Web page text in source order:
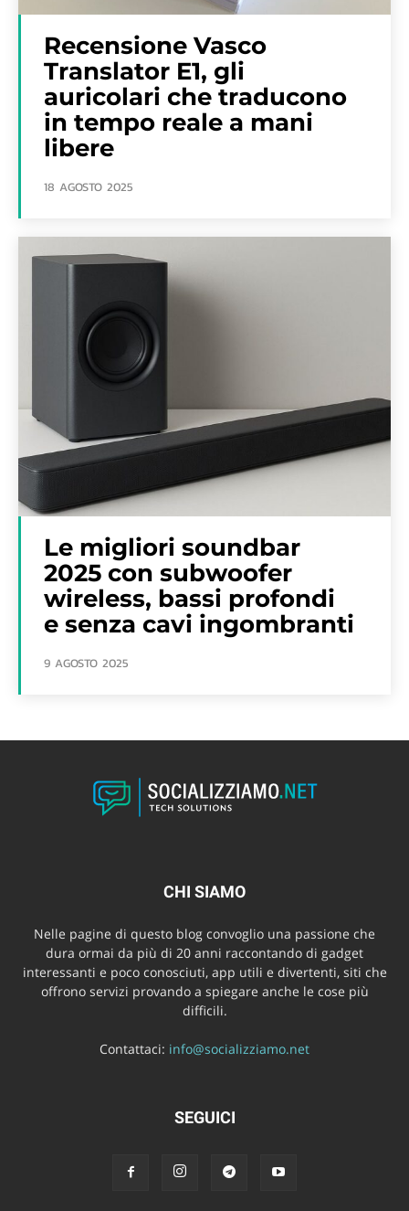
Recensione Vasco
Translator E1, gli
auricolari che traducono
in tempo reale a mani
libere
18 AGOSTO 2025
Le migliori soundbar
2025 con subwoofer
wireless, bassi profondi
e senza cavi ingombranti
9 AGOSTO 2025
CHI SIAMO
Nelle pagine di questo blog convoglio una passione che
dura ormai da più di 20 anni raccontando di gadget
interessanti e poco conosciuti, app utili e divertenti, siti che
offrono servizi provando a spiegare anche le cose più
difficili.
Contattaci: info@socializziamo.net
SEGUICI